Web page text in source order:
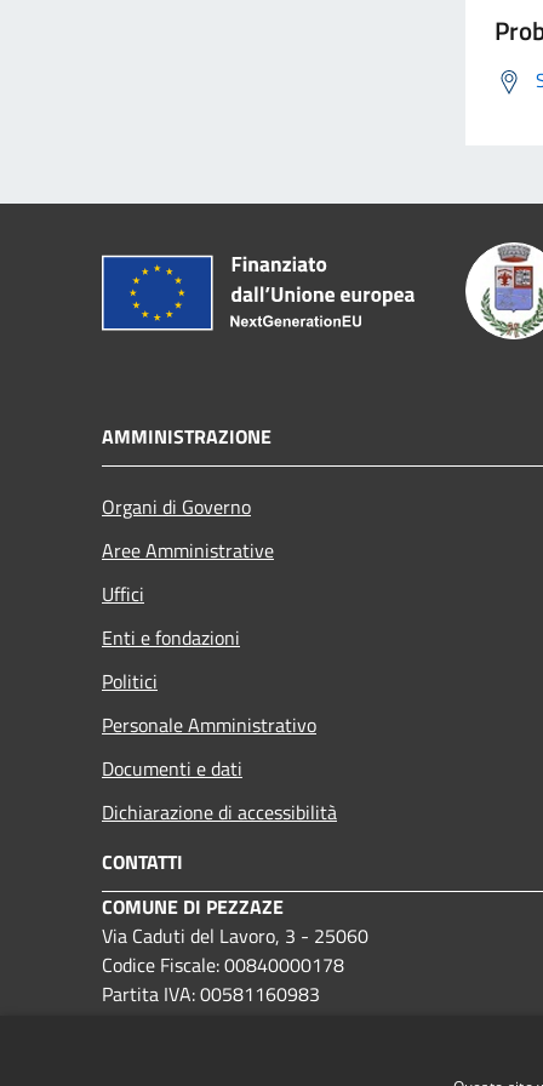
AMMINISTRAZIONE
Organi di Governo
Aree Amministrative
Uffici
Enti e fondazioni
Politici
Personale Amministrativo
Documenti e dati
Dichiarazione di accessibilità
CONTATTI
COMUNE DI PEZZAZE
Via Caduti del Lavoro, 3 - 25060
Codice Fiscale: 00840000178
Partita IVA: 00581160983